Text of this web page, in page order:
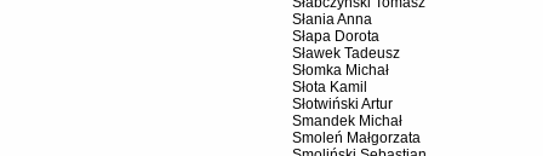
Słania Anna
Słapa Dorota
Sławek Tadeusz
Słomka Michał
Słota Kamil
Słotwiński Artur
Smandek Michał
Smoleń Małgorzata